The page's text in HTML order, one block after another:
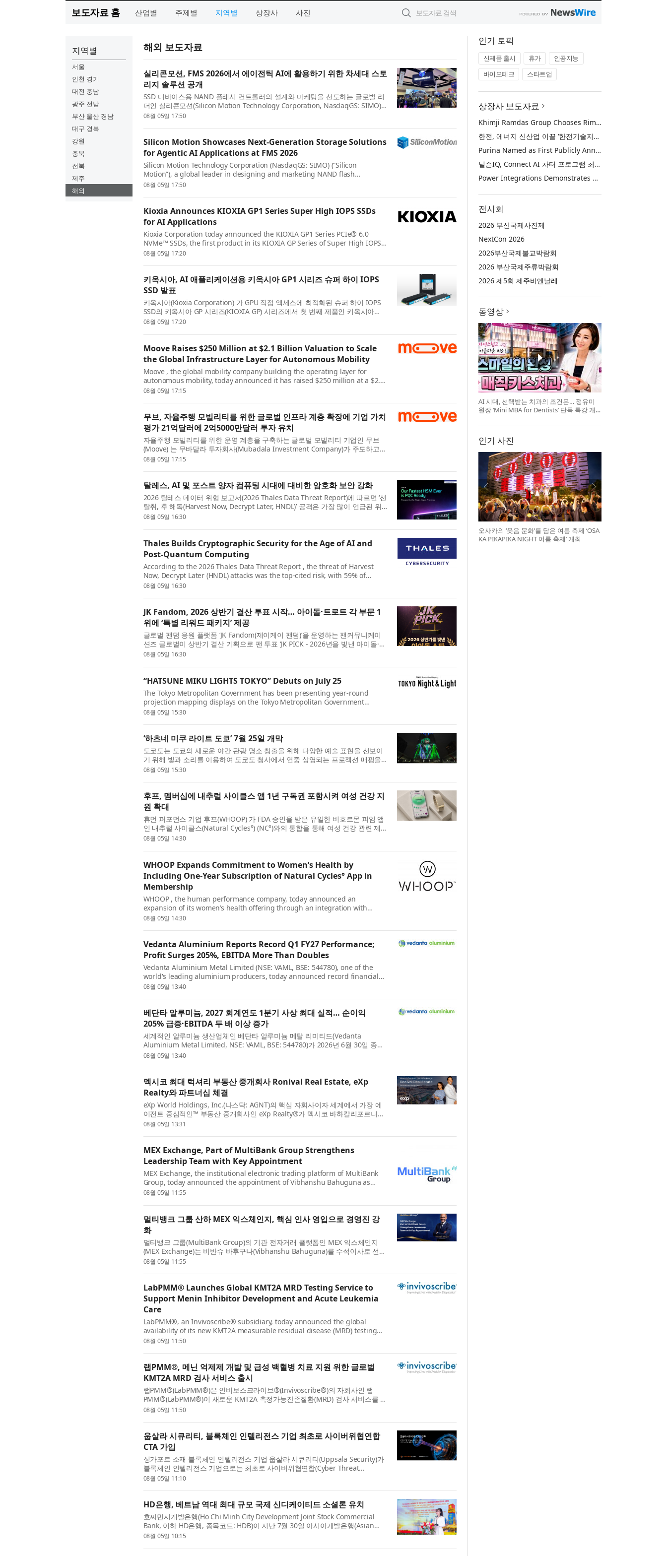
보도자료 홈 산업별 주제별 지역별 상장사 사진
지역별
서울
인천 경기
대전 충남
광주 전남
부산 울산 경남
대구 경북
강원
충북
전북
제주
해외
해외 보도자료
실리콘모션, FMS 2026에서 에이전틱 AI에 활용하기 위한 차세대 스토
리지 솔루션 공개
SSD 디바이스용 NAND 플래시 컨트롤러의 설계와 마케팅을 선도하는 글로벌 리
더인 실리콘모션(Silicon Motion Technology Corporation, NasdaqGS: SIMO)
(이하 실리콘모션)은 미국 캘리포니아 산타클라라에서 개최된 FMS(Fut...
08월 05일 17:50
Silicon Motion Showcases Next-Generation Storage Solutions
for Agentic AI Applications at FMS 2026
Silicon Motion Technology Corporation (NasdaqGS: SIMO) (“Silicon
Motion”), a global leader in designing and marketing NAND flash
controllers for solid-state storage devices, today announced it will
08월 05일 17:50
Kioxia Announces KIOXIA GP1 Series Super High IOPS SSDs
for AI Applications
Kioxia Corporation today announced the KIOXIA GP1 Series PCIe® 6.0
NVMe™ SSDs, the first product in its KIOXIA GP Series of Super High IOPS
SSDs optimized for GPU direct access. Building on the KIOXIA GP Ser...
08월 05일 17:20
키옥시아, AI 애플리케이션용 키옥시아 GP1 시리즈 슈퍼 하이 IOPS
SSD 발표
키옥시아(Kioxia Corporation) 가 GPU 직접 액세스에 최적화된 슈퍼 하이 IOPS
SSD의 키옥시아 GP 시리즈(KIOXIA GP) 시리즈에서 첫 번째 제품인 키옥시아
GP1(KIOXIA GP1) 시리즈 PCIe® 6.0 NVMe™ SSD를 발표했다. 올해 초...
08월 05일 17:20
Moove Raises $250 Million at $2.1 Billion Valuation to Scale
the Global Infrastructure Layer for Autonomous Mobility
Moove , the global mobility company building the operating layer for
autonomous mobility, today announced it has raised $250 million at a $2.1
billion valuation in a Series C funding round led by Mubadala In...
08월 05일 17:15
무브, 자율주행 모빌리티를 위한 글로벌 인프라 계층 확장에 기업 가치
평가 21억달러에 2억5000만달러 투자 유치
자율주행 모빌리티를 위한 운영 계층을 구축하는 글로벌 모빌리티 기업인 무브
(Moove) 는 무바달라 투자회사(Mubadala Investment Company)가 주도하고
토요타(Toyota)의 성장 펀드인 우븐 캐피털(Woven Capital)과 아이온 ...
08월 05일 17:15
탈레스, AI 및 포스트 양자 컴퓨팅 시대에 대비한 암호화 보안 강화
2026 탈레스 데이터 위협 보고서(2026 Thales Data Threat Report)에 따르면 ‘선
탈취, 후 해독(Harvest Now, Decrypt Later, HNDL)’ 공격은 가장 많이 언급된 위
험으로 꼽혔다. 또한 기업의 59%가 양자 시대에 대비해 양자...
08월 05일 16:30
Thales Builds Cryptographic Security for the Age of AI and
Post-Quantum Computing
According to the 2026 Thales Data Threat Report , the threat of Harvest
Now, Decrypt Later (HNDL) attacks was the top-cited risk, with 59% of
organizations reporting that they are prototyping and evaluating ...
08월 05일 16:30
JK Fandom, 2026 상반기 결산 투표 시작… 아이돌·트로트 각 부문 1
위에 ‘특별 리워드 패키지’ 제공
글로벌 팬덤 응원 플랫폼 ‘JK Fandom(제이케이 팬덤)’을 운영하는 팬커뮤니케이
션즈 글로벌이 상반기 결산 기획으로 팬 투표 ‘JK PICK - 2026년을 빛낸 아이돌·트
로트 스타는?’을 진행한다고 5일 밝혔다. 투표는 지난 4일 ...
08월 05일 16:30
“HATSUNE MIKU LIGHTS TOKYO” Debuts on July 25
The Tokyo Metropolitan Government has been presenting year-round
projection mapping displays on the Tokyo Metropolitan Government
Building, using light and sound to showcase a wide range of artistic
08월 05일 15:30
‘하츠네 미쿠 라이트 도쿄’ 7월 25일 개막
도쿄도는 도쿄의 새로운 야간 관광 명소 창출을 위해 다양한 예술 표현을 선보이
기 위해 빛과 소리를 이용하여 도쿄도 청사에서 연중 상영되는 프로젝션 매핑을
선보이고 있다. 7월 25일(토) 전 세계적으로 사랑받는 가상 ...
08월 05일 15:30
후프, 멤버십에 내추럴 사이클스 앱 1년 구독권 포함시켜 여성 건강 지
원 확대
휴먼 퍼포먼스 기업 후프(WHOOP) 가 FDA 승인을 받은 유일한 비호르몬 피임 앱
인 내추럴 사이클스(Natural Cycles°) (NC°)와의 통합을 통해 여성 건강 관련 제
품군을 확장한다고 발표했다. 후프는 자격 요건을 충족하는 내...
08월 05일 14:30
WHOOP Expands Commitment to Women’s Health by
Including One-Year Subscription of Natural Cycles° App in
Membership
WHOOP , the human performance company, today announced an
expansion of its women’s health offering through an integration with
Natural Cycles° (NC°), the only FDA-cleared, hormone-free birth control
08월 05일 14:30
Vedanta Aluminium Reports Record Q1 FY27 Performance;
Profit Surges 205%, EBITDA More Than Doubles
Vedanta Aluminium Metal Limited (NSE: VAML, BSE: 544780), one of the
world's leading aluminium producers, today announced record financial
results for the quarter ended June 30, 2026, marking a strong debut ...
08월 05일 13:40
베단타 알루미늄, 2027 회계연도 1분기 사상 최대 실적… 순이익
205% 급증·EBITDA 두 배 이상 증가
세계적인 알루미늄 생산업체인 베단타 알루미늄 메탈 리미티드(Vedanta
Aluminium Metal Limited, NSE: VAML, BSE: 544780)가 2026년 6월 30일 종료
분기의 사상 최대 재무 실적을 발표했다. 이번 실적은 인적분할 이후 독...
08월 05일 13:40
멕시코 최대 럭셔리 부동산 중개회사 Ronival Real Estate, eXp
Realty와 파트너십 체결
eXp World Holdings, Inc.(나스닥: AGNT)의 핵심 자회사이자 세계에서 가장 에
이전트 중심적인™ 부동산 중개회사인 eXp Realty®가 멕시코 바하칼리포르니아
수르(Baja California Sur) 지역에서 거래 건수 기준 1위 부동산 ...
08월 05일 13:31
MEX Exchange, Part of MultiBank Group Strengthens
Leadership Team with Key Appointment
MEX Exchange, the institutional electronic trading platform of MultiBank
Group, today announced the appointment of Vibhanshu Bahuguna as
Senior Director, reinforcing the company's commitment to building a wo...
08월 05일 11:55
멀티뱅크 그룹 산하 MEX 익스체인지, 핵심 인사 영입으로 경영진 강
화
멀티뱅크 그룹(MultiBank Group)의 기관 전자거래 플랫폼인 MEX 익스체인지
(MEX Exchange)는 비반슈 바후구나(Vibhanshu Bahuguna)를 수석이사로 선임
했다고 발표했다. 이번 인사는 글로벌 기관 대상 사업과 기술 역량을 확...
08월 05일 11:55
LabPMM® Launches Global KMT2A MRD Testing Service to
Support Menin Inhibitor Development and Acute Leukemia
Care
LabPMM®, an Invivoscribe® subsidiary, today announced the global
availability of its new KMT2A measurable residual disease (MRD) testing
service. The highly sensitive digital PCR service is available to heal...
08월 05일 11:50
랩PMM®, 메닌 억제제 개발 및 급성 백혈병 치료 지원 위한 글로벌
KMT2A MRD 검사 서비스 출시
랩PMM®(LabPMM®)은 인비보스크라이브®(Invivoscribe®)의 자회사인 랩
PMM®(LabPMM®)이 새로운 KMT2A 측정가능잔존질환(MRD) 검사 서비스를 전
세계에서 제공한다고 발표했다. 고감도 디지털 PCR 기반의 이 서비스는 랩PMM
08월 05일 11:50
웁살라 시큐리티, 블록체인 인텔리전스 기업 최초로 사이버위협연합
CTA 가입
싱가포르 소재 블록체인 인텔리전스 기업 웁살라 시큐리티(Uppsala Security)가
블록체인 인텔리전스 기업으로는 최초로 사이버위협연합(Cyber Threat
Alliance, CTA)의 제휴 회원(Affiliate Member)으로 가입했다고 밝혔다...
08월 05일 11:10
HD은행, 베트남 역대 최대 규모 국제 신디케이티드 소셜론 유치
호찌민시개발은행(Ho Chi Minh City Development Joint Stock Commercial
Bank, 이하 HD은행, 종목코드: HDB)이 지난 7월 30일 아시아개발은행(Asian
Development Bank), 스탠다드차타드(Standard Chartered) 및 기타 국제 ...
08월 05일 10:15
인기 토픽
신제품 출시 휴가
인공지능
바이오테크
스타트업
상장사 보도자료
Khimji Ramdas Group Chooses Rimini Street to Reduce SAP Support Costs, Protect 700+ Customizations and Reinvest Savings in Innovation
한전, 에너지 신산업 이끌 ‘한전기술지주’ 공식 출범
Purina Named as First Publicly Announced NIQ ConnectAI Charter Client
닐슨IQ, Connect AI 차터 프로그램 최초 고객사 ‘퓨리나’ 선정
Power Integrations Demonstrates World’s First 2200 V GaN Technology for Next-Era High-Voltage Power Systems
전시회
2026 부산국제사진제
NextCon 2026
2026부산국제불교박람회
2026 부산국제주류박람회
2026 제5회 제주비엔날레
동영상
AI 시대, 선택받는 치과의 조건은… 정유미
원장 ‘Mini MBA for Dentists’ 단독 특강 개
인기 사진
오사카의 ‘웃음 문화’를 담은 여름 축제 ‘OSA
KA PIKAPIKA NIGHT 여름 축제’ 개최